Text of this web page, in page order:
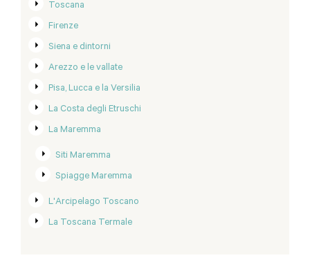
Toscana
Firenze
Siena e dintorni
Arezzo e le vallate
Pisa, Lucca e la Versilia
La Costa degli Etruschi
La Maremma
Siti Maremma
Spiagge Maremma
L'Arcipelago Toscano
La Toscana Termale